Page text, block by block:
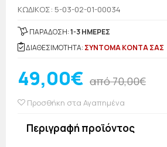
KΩΔΙΚΟΣ: 5-03-02-01-00034
ΠΑΡΑΔΟΣΗ:1-3 ΗΜΕΡΕΣ
ΔΙΑΘΕΣΙΜΟΤΗΤΑ: ΣΥΝΤΟΜΑ ΚΟΝΤΑ ΣΑΣ
49,00€ από 70,00€
Προσθήκη στα Αγαπημένα
Περιγραφή προϊόντος